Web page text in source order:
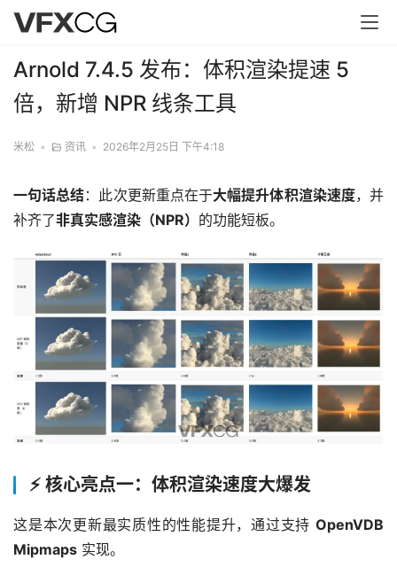
Arnold 7.4.5 发布：体积渲染提速 5
倍，新增 NPR 线条工具
米松 • 资讯 • 2026年2月25日 下午4:18
一句话总结：此次更新重点在于大幅提升体积渲染速度，并
补齐了非真实感渲染（NPR） 的功能短板。
⚡️ 核心亮点一：体积渲染速度大爆发
这是本次更新最实质性的性能提升，通过支持 OpenVDB
Mipmaps 实现。